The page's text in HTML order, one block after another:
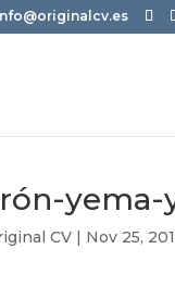
yema-
CV | Nov 25,